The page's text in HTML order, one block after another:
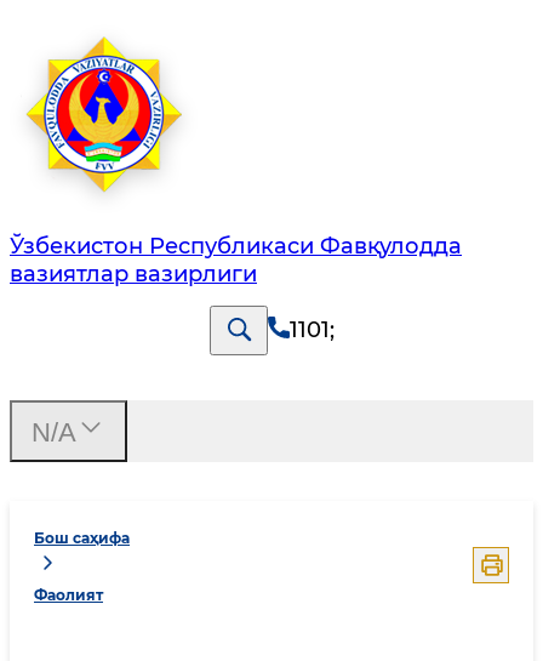
Ўзбекистон Республикаси Фавқулодда
вазиятлар вазирлиги
1101;
Бош саҳифа
Фаолият
N/A